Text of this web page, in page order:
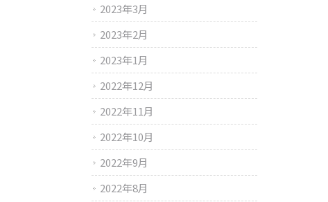
2023年3月
2023年2月
2023年1月
2022年12月
2022年11月
2022年10月
2022年9月
2022年8月